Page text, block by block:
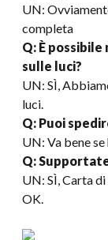
UN:
completa
Q: È
sulle luci?
UN: SÌ,
luci.
Q: Puoi
UN: Va bene
Q:
UN: SÌ, Carta
OK.